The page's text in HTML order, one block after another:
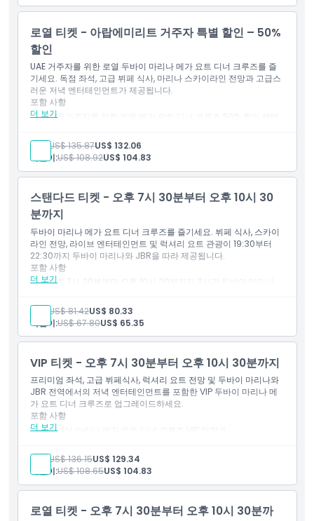
요트 탑승 중 라이브 엔터테인먼트 및 음악
로열 티켓 - 아랍에미리트 거주자 특별 할인 – 50%
할인
UAE 거주자를 위한 로열 두바이 마리나 메가 요트 디너 크루즈를 즐
기세요. 독점 좌석, 고급 뷔페 식사, 마리나 스카이라인 전망과 고급스
러운 저녁 엔터테인먼트가 제공됩니다.
더 보기
포함 사항
UAE 거주자를 위한 로열 메가 요트 디너 크루즈 50% 할인 혜택
오후 7시 30분부터 오후 10시 30분까지 3시간 두바이 마리나
디너 크루즈
선택된 음료와 함께하는 고메 뷔페 디너
두바이 마리나, 블루워터스 아일랜드, 제이비알, 아인 두바이 전
라이브 엔터테인먼트 및 프리미엄 요트 분위기 이용 가능
업그레이드된 편안함을 추구하는 거주자를 위한 럭셔리 두바이
디너 크루즈 경험
성인: US$ 135.87US$ 132.06
어린이:US$ 108.92US$ 104.83
스탠다드 티켓 - 오후 7시 30분부터 오후 10시 30
분까지
두바이 마리나 메가 요트 디너 크루즈를 즐기세요. 뷔페 식사, 스카이
라인 전망, 라이브 엔터테인먼트 및 럭셔리 요트 관광이 19:30부터
22:30까지 두바이 마리나와 JBR을 따라 제공됩니다.
더 보기
포함 사항
오후 7시 30분부터 오후 10시 30분까지 3시간 두바이 마리나
두바이 마리나 해역을 항해하는 고급 메가 요트 이용 가능
선택된 음료와 함께하는 인터내셔널 뷔페 디너
두바이 마리나, JBR, 아인 두바이, 블루워터스 아일랜드, 팜 주메
이라 해안선 전망
실내외 좌석 이용 가능
커플, 가족, 관광객을 위한 이상적인 두바이 저녁 크루즈
성인: US$ 81.42US$ 80.33
어린이:US$ 67.80US$ 65.35
VIP 티켓 - 오후 7시 30분부터 오후 10시 30분까지
프리미엄 좌석, 고급 뷔페식사, 럭셔리 요트 전망 및 두바이 마리나와
JBR 전역에서의 저녁 엔터테인먼트를 포함한 VIP 두바이 마리나 메
가 요트 디너 크루즈로 업그레이드하세요.
더 보기
포함 사항
두바이 마리나 메가 요트 디너 크루즈 VIP 입장권
루즈
메가 요트 내 프리미엄 좌석 구역
선택 음료가 포함된 국제 뷔페 디너
두바이 마리나 스카이라인, JBR, 에인 두바이, 블루워터즈의 파
라이브 엔터테인먼트 및 선상 음악 접근
성인: US$ 136.15US$ 129.34
어린이:US$ 108.65US$ 104.83
로열 티켓 - 오후 7시 30분부터 오후 10시 30분까